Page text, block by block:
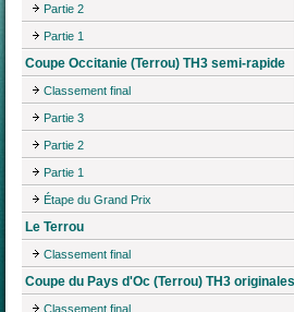
Partie 2
Partie 1
Coupe Occitanie (Terrou) TH3 semi-rapide
Classement final
Partie 3
Partie 2
Partie 1
Étape du Grand Prix
Le Terrou
Classement final
Coupe du Pays d'Oc (Terrou) TH3 originales
Classement final